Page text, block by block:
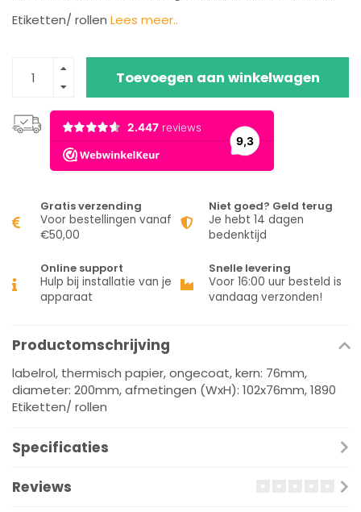
Etiketten/ rollen Lees meer..
Toevoegen aan winkelwagen
Gratis verzending
Voor bestellingen vanaf
€50,00
Niet goed? Geld terug
Je hebt 14 dagen
bedenktijd
Online support
Hulp bij installatie van je
apparaat
Snelle levering
Voor 16:00 uur besteld is
vandaag verzonden!
Productomschrijving
labelrol, thermisch papier, ongecoat, kern: 76mm,
diameter: 200mm, afmetingen (WxH): 102x76mm, 1890
Etiketten/ rollen
Specificaties
Reviews